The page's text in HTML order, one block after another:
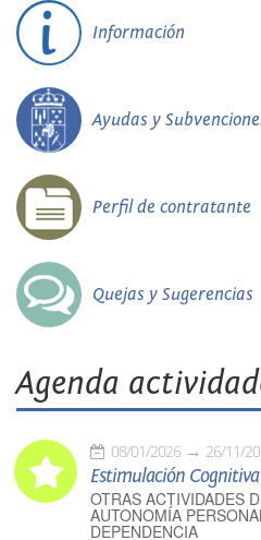
Información
Ayudas y
Perfil de contratante
Quejas y Sugerencias
Agenda
08/01/2026 26/11/
Estimulación Cognitiva
OTRAS ACTIVIDADES
AUTONOMÍA
DEPENDENCIA